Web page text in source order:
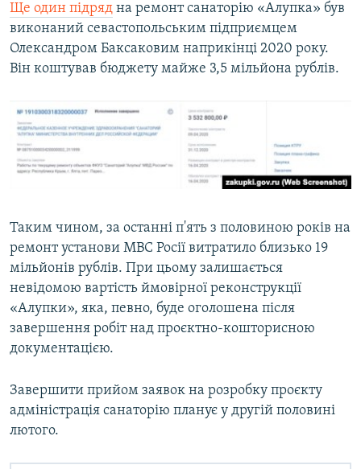
Ще один підряд на ремонт санаторію «Алупка» був
виконаний севастопольським підприємцем
Олександром Баксаковим наприкінці 2020 року.
Він коштував бюджету майже 3,5 мільйона рублів.
Таким чином, за останні п'ять з половиною років на
ремонт установи МВС Росії витратило близько 19
мільйонів рублів. При цьому залишається
невідомою вартість ймовірної реконструкції
«Алупки», яка, певно, буде оголошена після
завершення робіт над проєктно-кошторисною
документацією.
Завершити прийом заявок на розробку проєкту
адміністрація санаторію планує у другій половині
лютого.